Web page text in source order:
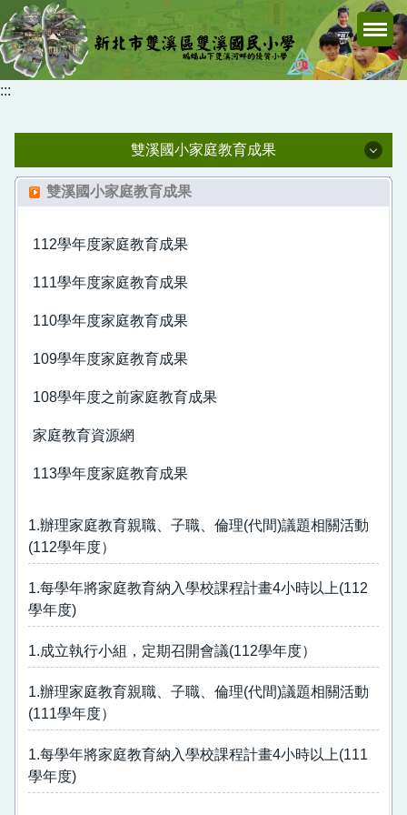
跳
到
主
要
:::
雙溪國小家庭教育成果
雙溪國小家庭教育成果
113學年度家庭教育成果
112學年度家庭教育成果
111學年度家庭教育成果
110學年度家庭教育成果
108學年度之前家庭教育成果
109學年度家庭教育成果
家庭教育資源網
雙溪國小家庭教育成果
112學年度家庭教育成果
111學年度家庭教育成果
110學年度家庭教育成果
109學年度家庭教育成果
108學年度之前家庭教育成果
家庭教育資源網
113學年度家庭教育成果
1.辦理家庭教育親職、子職、倫理(代間)議題相關活動
(112學年度）
1.每學年將家庭教育納入學校課程計畫4小時以上(112
學年度)
1.成立執行小組，定期召開會議(112學年度）
1.辦理家庭教育親職、子職、倫理(代間)議題相關活動
(111學年度）
1.每學年將家庭教育納入學校課程計畫4小時以上(111
學年度)